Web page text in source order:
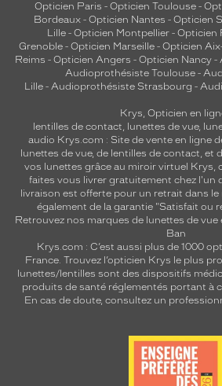
Opticien Paris - Opticien Toulouse-
Bordeaux- Opticien Nantes - Opticien
Lille - Opticien Montpellier - Opticien
Grenoble - Opticien Marseille - Opticien
Reims - Opticien Angers - Opticien Nancy -
Audioprothésiste Toulouse-
Lille- Audioprothésiste Strasbourg -
Krys, Opticien en
lentilles de contact, lunettes de vue,
audio Krys.com : Site de vente en ligne
lunettes de vue, de lentilles de contact, et
vos lunettes grâce au miroir virtuel Krys,
faites vous livrer gratuitement chez l'un
livraison est offerte pour un retrait dans le
également de la garantie "Satisfait ou
Retrouvez nos marques de lunettes de vue
Ban
Krys.com : C’est aussi plus de 1000
France. Trouvez l’opticien Krys le plus
lunettes/lentilles sont des dispositifs
produits de santé réglementés portant à
En cas de doute, consultez un